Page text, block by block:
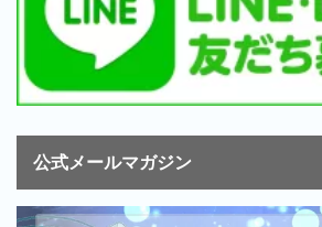
公式メールマガジン